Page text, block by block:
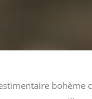
bohème